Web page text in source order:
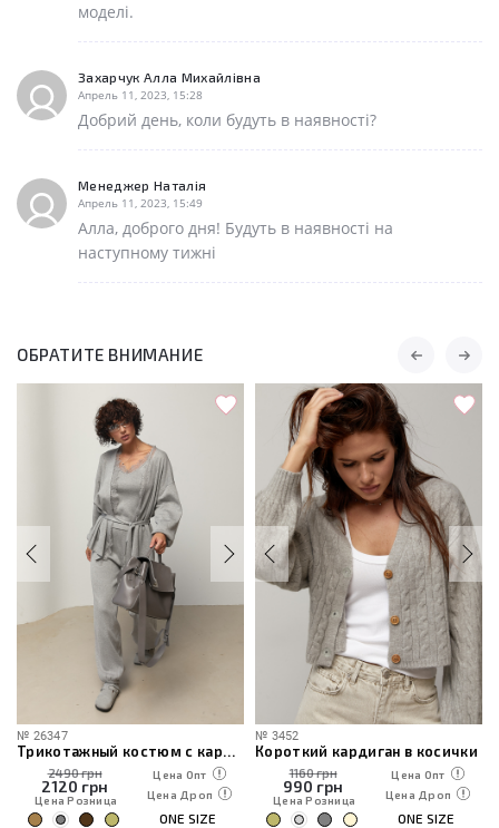
моделі.
Захарчук Алла Михайлівна
Апрель 11, 2023, 15:28
Добрий день, коли будуть в наявності?
Менеджер Наталія
Апрель 11, 2023, 15:49
Алла, доброго дня! Будуть в наявності на
наступному тижні
ОБРАТИТЕ ВНИМАНИЕ
№ 26347
Трикотажный костюм с кардиганом, топом и брюками
2490 грн
2120 грн
Цена Розница
Цена Опт
Цена Дроп
ONE SIZE
№ 3452
Короткий кардиган в косички
1160 грн
990 грн
Цена Розница
Цена Опт
Цена Дроп
ONE SIZE